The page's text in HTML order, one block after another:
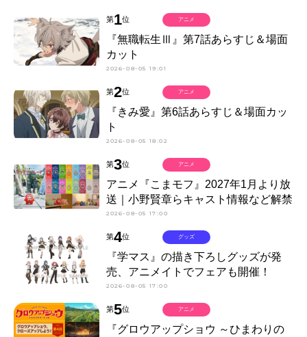
第1位
『無職転生Ⅲ』第7話あらすじ＆場面
カット
2026-08-05 19:01
アニメ
第2位
『きみ愛』第6話あらすじ＆場面カッ
ト
2026-08-05 18:02
アニメ
第3位
アニメ『こまモフ』2027年1月より放
送｜小野賢章らキャスト情報など解禁
2026-08-05 17:00
アニメ
第4位
『学マス』の描き下ろしグッズが発
売、アニメイトでフェアも開催！
2026-08-05 17:00
グッズ
第5位
『グロウアップショウ ～ひまわりの
アニメ